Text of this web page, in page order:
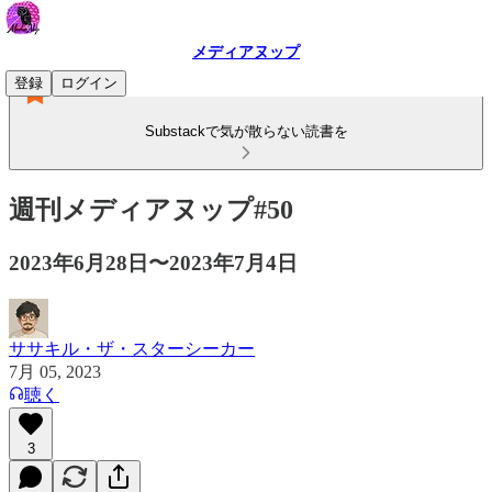
メディアヌップ
登録
ログイン
Substackで気が散らない読書を
週刊メディアヌップ#50
2023年6月28日〜2023年7月4日
ササキル・ザ・スターシーカー
7月 05, 2023
聴く
3